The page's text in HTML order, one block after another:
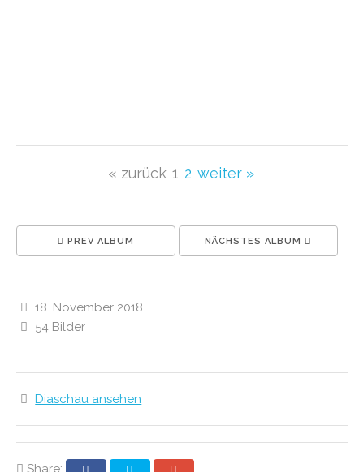
« zurück 1 2 weiter »
PREV ALBUM NÄCHSTES ALBUM
18. November 2018
54 Bilder
Diaschau ansehen
Share: